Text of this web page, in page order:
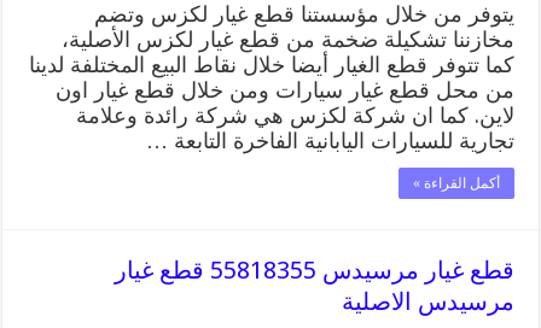
يتوفر من خلال مؤسستنا قطع غيار لكزس وتضم
مخازننا تشكيلة ضخمة من قطع غيار لكزس الأصلية،
كما تتوفر قطع الغيار أيضا خلال نقاط البيع المختلفة لدينا
من محل قطع غيار سيارات ومن خلال قطع غيار اون
لاين. كما ان شركة لكزس هي شركة رائدة وعلامة
تجارية للسيارات اليابانية الفاخرة التابعة …
أكمل القراءة »
قطع غيار مرسيدس 55818355 قطع غيار
مرسيدس الاصلية